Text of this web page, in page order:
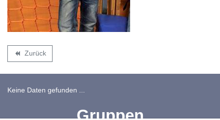
backward Zurück
Keine Daten gefunden ...
Gruppen